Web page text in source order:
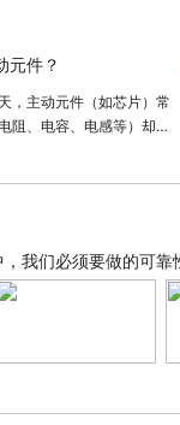
芯片
闪存，存储系统
其他高速处理器
迟。
片，通常为
影响游戏和专业
元件？
，主动元件（如芯片）常
阻、电容、电感等）却是
处理到电源管理，被动元
源输入端的大容量电解
我们必须要做的可靠